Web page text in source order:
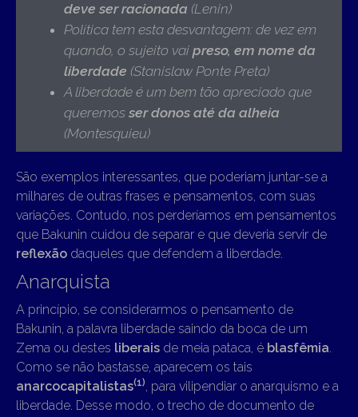
deve ser racionada (Lenin)
Política tem esta desvantagem: de vez em
quando, o sujeito vai preso, em nome da
liberdade (Stanislaw Ponte Preta)
A liberdade é um bem tão apreciado que
queremos ser donos até da alheia
(Montesquieu)
São exemplos interessantes, que poderiam juntar-se a
milhares de outras frases e pensamentos, com suas
variações. Contudo, nos perderíamos em pensamentos
que Bakunin cuidou de separar e que deveria servir de
reflexão daqueles que defendem a liberdade.
Anarquista
A princípio, se considerarmos o pensamento de
Bakunin, a palavra liberdade saindo da boca de um
Zema ou destes liberais de meia pataca, é blasfêmia
Como se não bastasse, aparecem os tais
anarcocapitalistas(1)
, para vilipendiar o anarquismo e a
liberdade. Desse modo, o trecho de documento de